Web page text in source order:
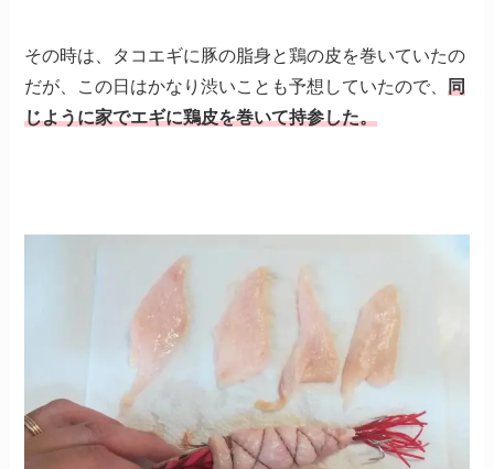
その時は、タコエギに豚の脂身と鶏の皮を巻いていたの
だが、この日はかなり渋いことも予想していたので、同
じように家でエギに鶏皮を巻いて持参した。